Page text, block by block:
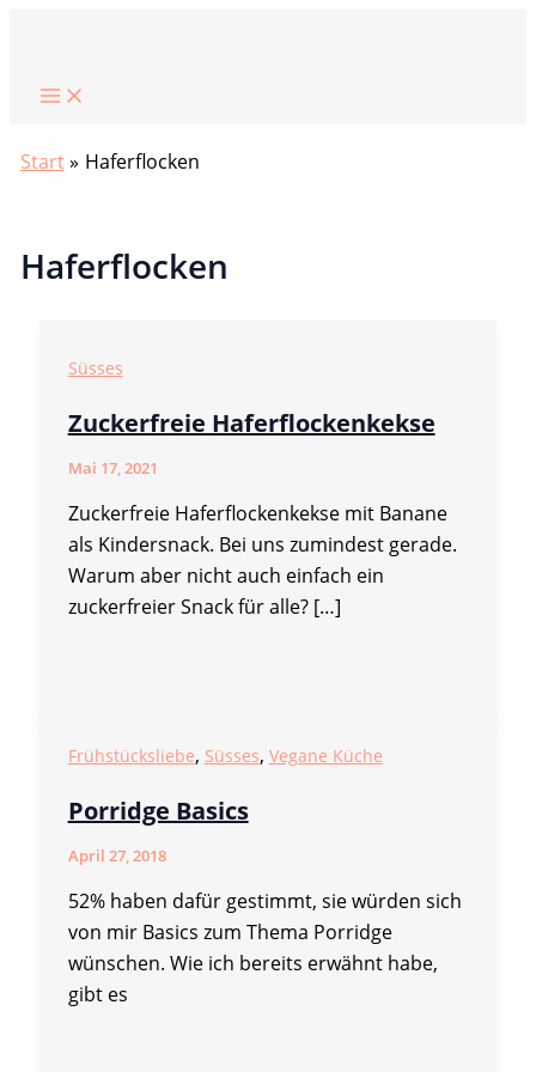
springen
Start Haferflocken
Haferflocken
Süsses
Zuckerfreie Haferflockenkekse
Mai 17, 2021
Zuckerfreie Haferflockenkekse mit Banane
als Kindersnack. Bei uns zumindest gerade.
Warum aber nicht auch einfach ein
zuckerfreier Snack für alle? […]
Frühstücksliebe, Süsses, Vegane Küche
Porridge Basics
April 27, 2018
52% haben dafür gestimmt, sie würden sich
von mir Basics zum Thema Porridge
wünschen. Wie ich bereits erwähnt habe,
gibt es